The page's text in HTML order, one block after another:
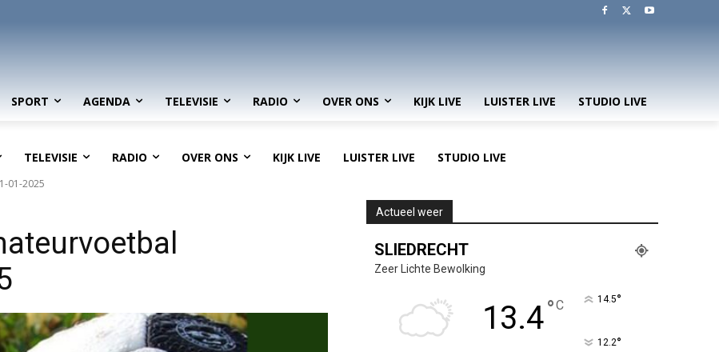
SPORT AGENDA TELEVISIE RADIO OVER ONS KIJK LIVE LUISTER LIVE STUDIO LIVE
TELEVISIE RADIO OVER ONS KIJK LIVE LUISTER LIVE STUDIO LIVE
01-2025
Actueel weer
SLIEDRECHT
Zeer Lichte Bewolking
13.4°C 14.5°
12.2°